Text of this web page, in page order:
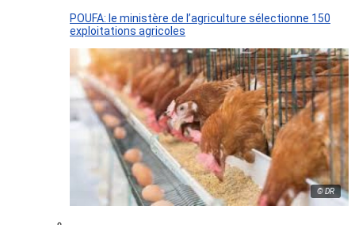
POUFA: le ministère de l’agriculture sélectionne 150
exploitations agricoles
© DR